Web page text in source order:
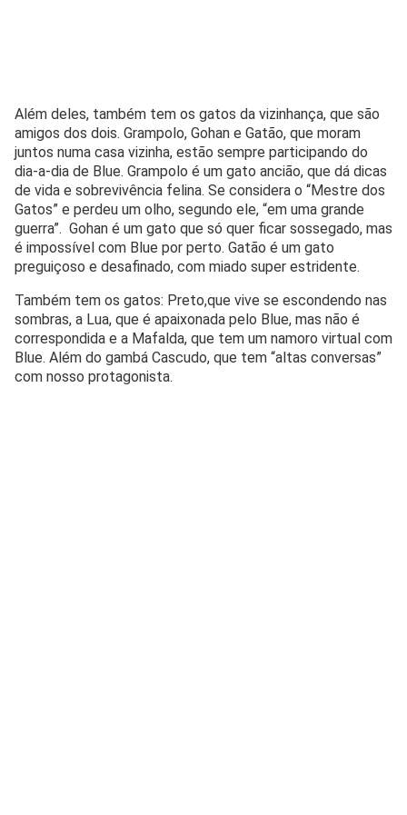
Além deles, também tem os gatos da vizinhança, que são
amigos dos dois. Grampolo, Gohan e Gatão, que moram
juntos numa casa vizinha, estão sempre participando do
dia-a-dia de Blue. Grampolo é um gato ancião, que dá dicas
de vida e sobrevivência felina. Se considera o “Mestre dos
Gatos” e perdeu um olho, segundo ele, “em uma grande
guerra”. Gohan é um gato que só quer ficar sossegado, mas
é impossível com Blue por perto. Gatão é um gato
preguiçoso e desafinado, com miado super estridente.
Também tem os gatos: Preto,que vive se escondendo nas
sombras, a Lua, que é apaixonada pelo Blue, mas não é
correspondida e a Mafalda, que tem um namoro virtual com
Blue. Além do gambá Cascudo, que tem “altas conversas”
com nosso protagonista.